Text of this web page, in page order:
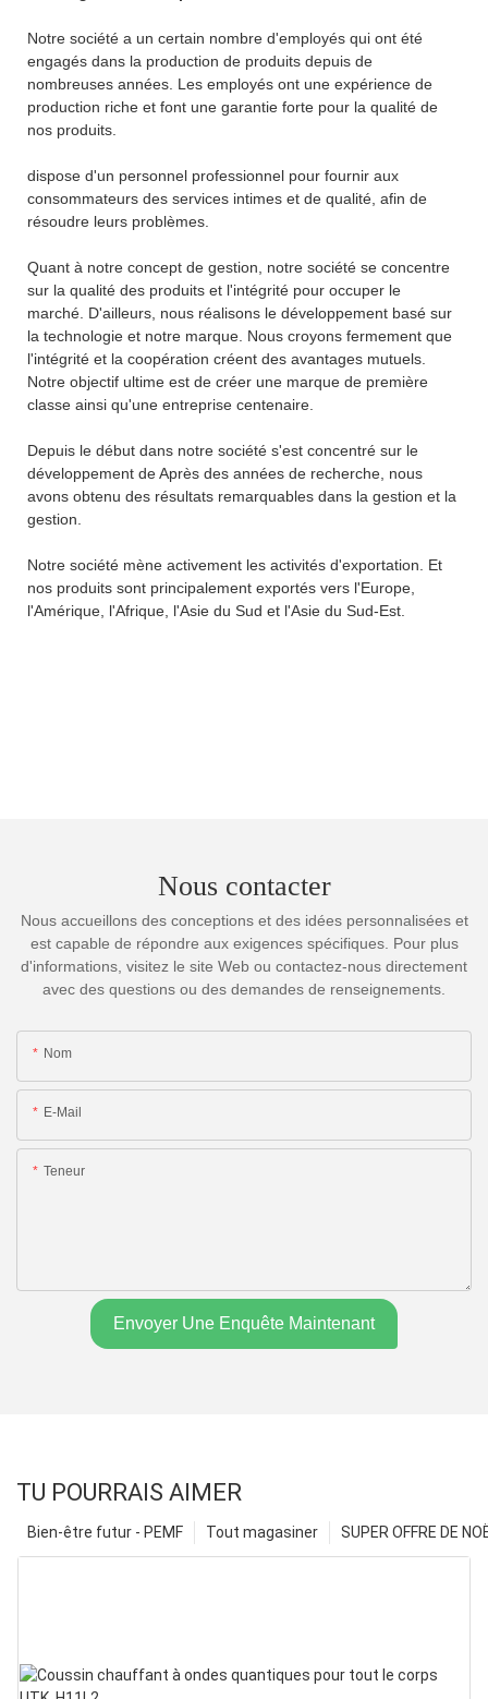
Notre société a un certain nombre d'employés qui ont été
engagés dans la production de produits depuis de
nombreuses années. Les employés ont une expérience de
production riche et font une garantie forte pour la qualité de
nos produits.
dispose d'un personnel professionnel pour fournir aux
consommateurs des services intimes et de qualité, afin de
résoudre leurs problèmes.
Quant à notre concept de gestion, notre société se concentre
sur la qualité des produits et l'intégrité pour occuper le
marché. D'ailleurs, nous réalisons le développement basé sur
la technologie et notre marque. Nous croyons fermement que
l'intégrité et la coopération créent des avantages mutuels.
Notre objectif ultime est de créer une marque de première
classe ainsi qu'une entreprise centenaire.
Depuis le début dans notre société s'est concentré sur le
développement de Après des années de recherche, nous
avons obtenu des résultats remarquables dans la gestion et la
gestion.
Notre société mène activement les activités d'exportation. Et
nos produits sont principalement exportés vers l'Europe,
l'Amérique, l'Afrique, l'Asie du Sud et l'Asie du Sud-Est.
Nous contacter
Nous accueillons des conceptions et des idées personnalisées et
est capable de répondre aux exigences spécifiques. Pour plus
d'informations, visitez le site Web ou contactez-nous directement
avec des questions ou des demandes de renseignements.
Nom
E-Mail
Teneur
Envoyer Une Enquête Maintenant
TU POURRAIS AIMER
SUPER OFFRE DE
Tout magasiner
Bien-être futur - PEMF